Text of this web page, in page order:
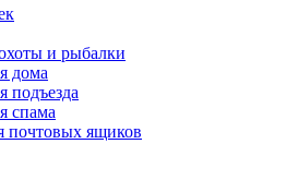
и рыбалки
дома
подъезда
спама
почтовых ящиков